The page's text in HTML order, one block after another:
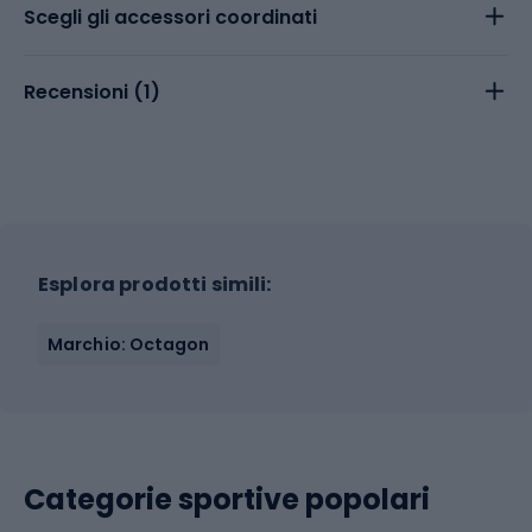
Scegli gli accessori coordinati
Recensioni (1)
Esplora prodotti simili:
Marchio: Octagon
Categorie sportive popolari